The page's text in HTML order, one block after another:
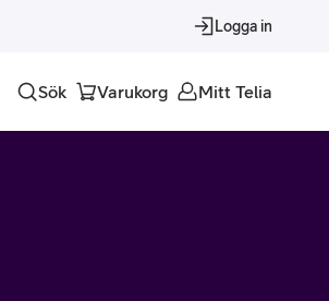
Logga in
Sök Varukorg Mitt Telia